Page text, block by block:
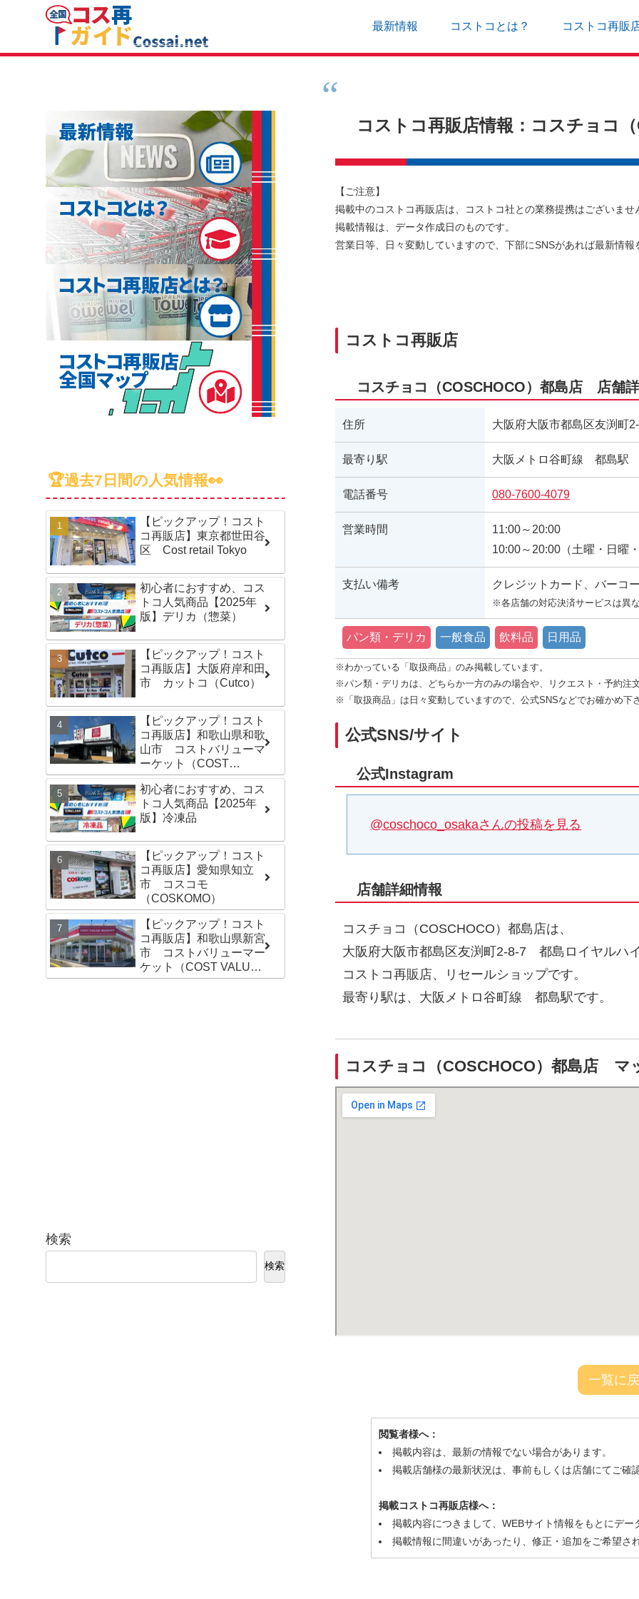
最新情報 コストコとは？ コストコ再販
コストコ再販店情報：コスチョコ
【ご注意】
掲載中のコストコ再販店は、コストコ社との業務提携はございませ
掲載情報は、データ作成日のものです。
営業日等、日々変動していますので、下部にSNSがあれば最新情報
コストコ再販店
コスチョコ（COSCHOCO）都島店 店舗
住所 大阪府大阪市都島区友渕町
最寄り駅 大阪メトロ谷町線 都島駅
電話番号 080-7600-4079
営業時間
11:00～20:00
10:00～20:00（土曜・日曜
支払い備考 クレジットカード、バーコ
※各店舗の対応決済サービスは異
パン類・デリカ 一般食品 飲料品 日用品
※わかっている「取扱商品」のみ掲載しています。
※パン類・デリカは、どちらか一方のみの場合や、リクエスト・予約注
※「取扱商品」は日々変動していますので、公式SNSなどでお確かめ下
公式SNS/サイト
公式Instagram
@coschoco_osakaさんの投稿を見る
店舗詳細情報
コスチョコ（COSCHOCO）都島店は、
大阪府大阪市都島区友渕町2-8-7 都島ロイヤルハ
コストコ再販店、リセールショップです。
最寄り駅は、大阪メトロ谷町線 都島駅です。
コスチョコ（COSCHOCO）都島店 マ
一覧に
閲覧者様へ：
掲載内容は、最新の情報でない場合があります。
掲載店舗様の最新状況は、事前もしくは店舗にてご確
掲載コストコ再販店様へ：
掲載内容につきまして、WEBサイト情報をもとにデ
掲載情報に間違いがあったり、修正・追加をご希望さ
🏆過去7日間の人気情報👀
【ピックアップ！コスト
コ再販店】東京都世田谷
区 Cost retail Tokyo
初心者におすすめ、コス
トコ人気商品【2025年
版】デリカ（惣菜）
【ピックアップ！コスト
コ再販店】大阪府岸和田
市 カットコ（Cutco）
【ピックアップ！コスト
コ再販店】和歌山県和歌
山市 コストバリューマ
ーケット（COST
VALUE MARKET）島崎
店
初心者におすすめ、コス
トコ人気商品【2025年
版】冷凍品
【ピックアップ！コスト
コ再販店】愛知県知立
市 コスコモ
（COSKOMO）
【ピックアップ！コスト
コ再販店】和歌山県新宮
市 コストバリューマー
ケット（COST VALUE
MARKET）新宮店
検索
検索